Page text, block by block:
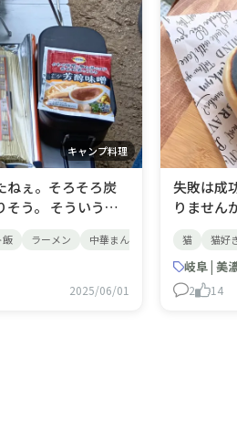
キャンプ料理
ねぇ。そろそろ炭
そう。 そういう訳
ーメンと中華まん
ーメン 1kg」をリピ
飯 ラーメン 中華まん
2025/06/01
失敗は成功の元✨ みな
りませ
べ物落
は、ペッ
湯たんぽ
猫 猫好
2 14